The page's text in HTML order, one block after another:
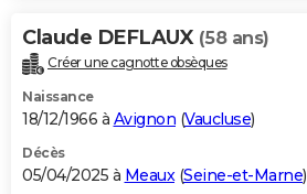
Claude DEFLAUX (58 ans)
Créer une cagnotte obsèques
Naissance
18/12/1966 à Avignon (Vaucluse)
Décès
05/04/2025 à Meaux(Seine-et-Marne)